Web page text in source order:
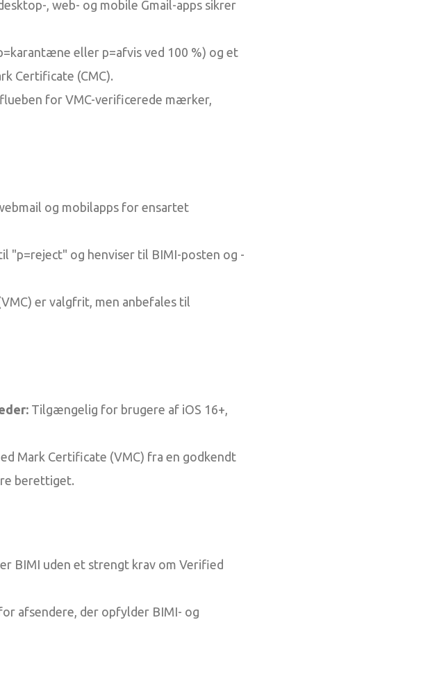
, web- og mobile Gmail-apps sikrer
eller p=afvis ved 100 %) og et
Certificate (CMC).
for VMC-verificerede mærker,
og mobilapps for ensartet
"p=reject" og henviser til BIMI-posten og -
er valgfrit, men anbefales til
Tilgængelig for brugere af iOS 16+,
Mark Certificate (VMC) fra en godkendt
berettiget.
BIMI uden et strengt krav om Verified
afsendere, der opfylder BIMI- og